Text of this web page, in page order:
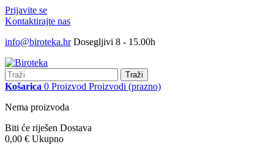
Prijavite se
Kontaktirajte nas
info@biroteka.hr Dosegljivi 8 - 15.00h
Traži
Košarica 0 Proizvod Proizvodi (prazno)
Nema proizvoda
Biti će riješen Dostava
0,00 € Ukupno